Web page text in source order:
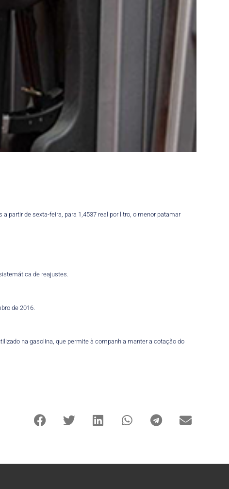
partir de sexta-feira, para 1,4537 real por litro, o menor patamar
de reajustes.
de 2016.
na gasolina, que permite à companhia manter a cotação do